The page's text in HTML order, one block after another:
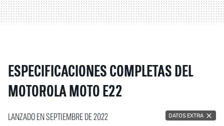
ESPECIFICACIONES COMPLETAS DEL
MOTOROLA MOTO E22
LANZADO EN SEPTIEMBRE DE 2022 DATOS EXTRA